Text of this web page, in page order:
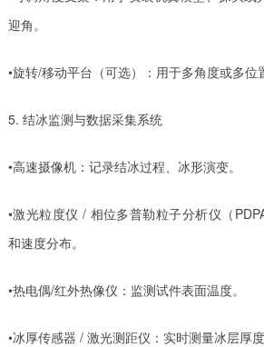
迎角。
•旋转/移动平台（可选）：用于多角度或多位
5. 结冰监测与数据采集系统
•高速摄像机：记录结冰过程、冰形演变。
•激光粒度仪 / 相位多普勒粒子分析仪（
和速度分布。
•热电偶/红外热像仪：监测试件表面温度。
•冰厚传感器 / 激光测距仪：实时测量冰层厚度